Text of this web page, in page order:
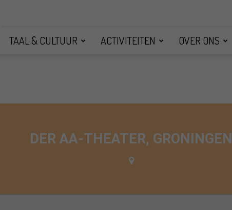
TAAL & CULTUUR ACTIVITEITEN OVER ONS
DER AA-THEATER, GRONINGEN